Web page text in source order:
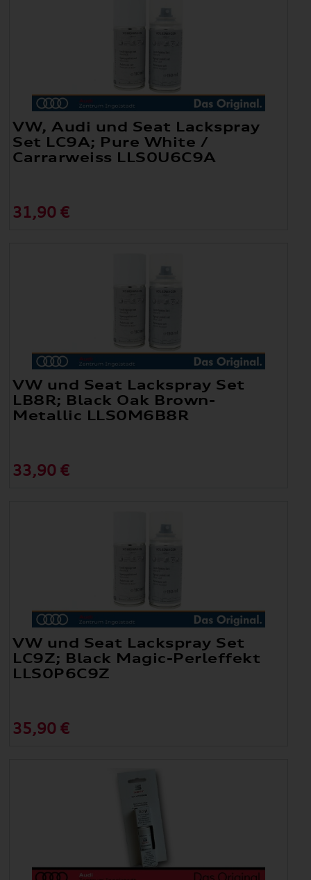
VW, Audi und Seat Lackspray
Set LC9A; Pure White /
Carrarweiss LLS0U6C9A
31,90 €
VW und Seat Lackspray Set
LB8R; Black Oak Brown-
Metallic LLS0M6B8R
33,90 €
VW und Seat Lackspray Set
LC9Z; Black Magic-Perleffekt
LLS0P6C9Z
35,90 €